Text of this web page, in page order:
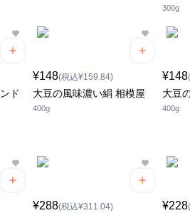
300g
ド
¥148(税込¥159.84)
大豆の風味濃い絹 相模屋
400g
¥148
大豆
400g
¥288(税込¥311.04) ¥228